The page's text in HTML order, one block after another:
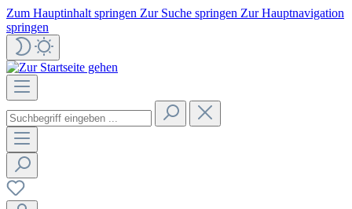
Zum Hauptinhalt springen Zur Suche springen Zur Hauptnavigation
springen